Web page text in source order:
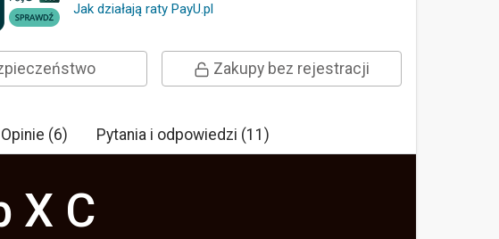
Jak działają raty PayU.pl
Zakupy bez rejestracji
Opinie (6) Pytania i odpowiedzi (11)
X C